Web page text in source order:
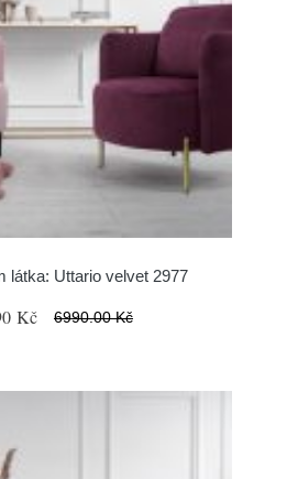
látka: Uttario velvet 2977
Kč 6990.00 Kč